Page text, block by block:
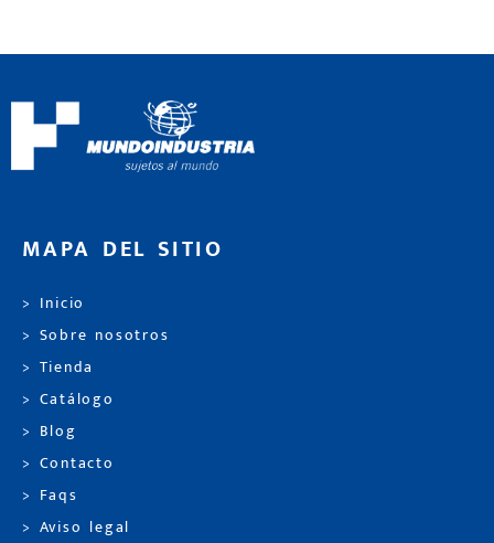
MAPA DEL SITIO
> Inicio
> Sobre nosotros
> Tienda
> Catálogo
> Blog
> Contacto
> Faqs
> Aviso legal